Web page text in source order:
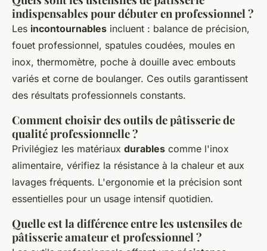
indispensables pour débuter en professionnel ?
Les incontournables incluent : balance de précision,
fouet professionnel, spatules coudées, moules en
inox, thermomètre, poche à douille avec embouts
variés et corne de boulanger. Ces outils garantissent
des résultats professionnels constants.
Comment choisir des outils de pâtisserie de
qualité professionnelle ?
Privilégiez les matériaux durables comme l'inox
alimentaire, vérifiez la résistance à la chaleur et aux
lavages fréquents. L'ergonomie et la précision sont
essentielles pour un usage intensif quotidien.
Quelle est la différence entre les ustensiles de
pâtisserie amateur et professionnel ?